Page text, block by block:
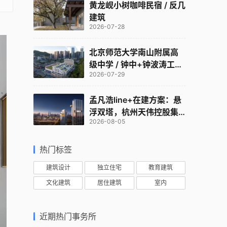
黄龙岘小树咖啡民宿 / 反几
建筑
2026-07-28
北京师范大学南山附属高
级中学 / 钟中+钟波涛工作
室
2026-07-29
孟凡浩line+在建方案：悬
浮双塔，杭州天伟控股集
团总部
2026-08-05
热门标签
建筑设计 独立住宅 教育建筑
文化建筑 居住建筑 室内
近期热门事务所